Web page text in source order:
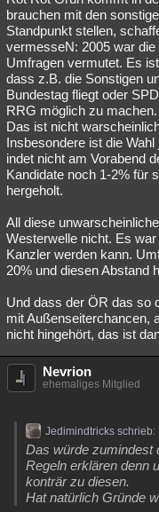
brauchen mit den
Standpunkt stellen,
vermesseN: 2005 war
Umfragen vermutet. Es
dass z.B. die Sonstigen
Bundestag fliegt oder
RRG möglich zu machen.
Das ist nicht
Insbesondere ist die
indet nicht am Vorabend
Kandidate noch 1-2% für
hergeholt.
All diese
Westerwelle nicht. Es
Kanzler werden kann.
20% und diesen Abstand
Und dass der ÖR das so
mit Außenseiterchancen,
nicht hingehört, das ist
Nevrion
ehemaliges Mitglied
Jedimindtricks schrieb:
Das würde zumindest
Regeln erklären denn
konträr zu diesen.
Hat natürlich Gründe